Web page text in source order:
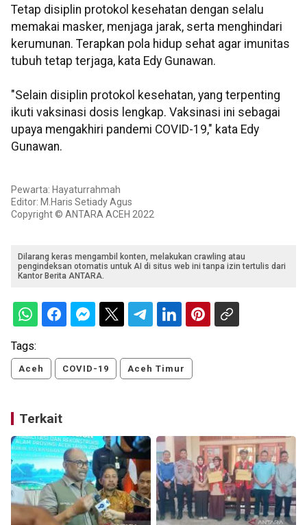
Tetap disiplin protokol kesehatan dengan selalu
memakai masker, menjaga jarak, serta menghindari
kerumunan. Terapkan pola hidup sehat agar imunitas
tubuh tetap terjaga, kata Edy Gunawan.
"Selain disiplin protokol kesehatan, yang terpenting
ikuti vaksinasi dosis lengkap. Vaksinasi ini sebagai
upaya mengakhiri pandemi COVID-19," kata Edy
Gunawan.
Pewarta: Hayaturrahmah
Editor: M.Haris Setiady Agus
Copyright © ANTARA ACEH 2022
Dilarang keras mengambil konten, melakukan crawling atau
pengindeksan otomatis untuk AI di situs web ini tanpa izin tertulis dari
Kantor Berita ANTARA.
Tags:
Aceh COVID-19 Aceh Timur
Terkait